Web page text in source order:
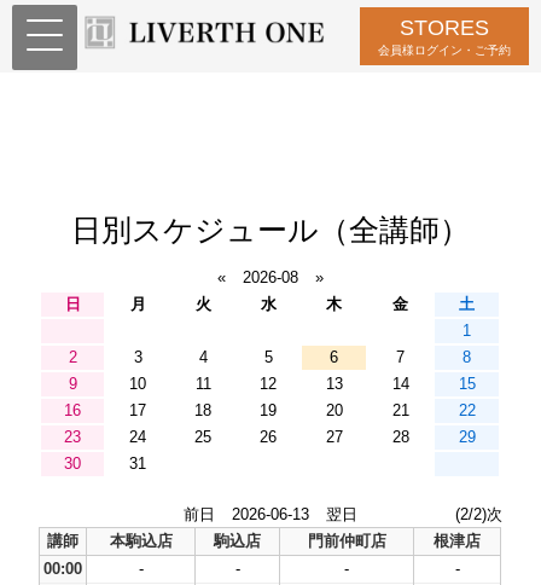
STORES
会員様ログイン・ご予約
日別スケジュール（全講師）
« 2026-08
»
日
月 火 水 木 金
土
1
2
3 4 5 6 7
8
9
10 11 12 13 14
15
16
17 18 19 20 21
22
23
24 25 26 27 28
29
30
31
前日 2026-06-13 翌日
(2/2)次
講師
本駒込店 駒込店 門前仲町店
根津店
00:00
- - -
-